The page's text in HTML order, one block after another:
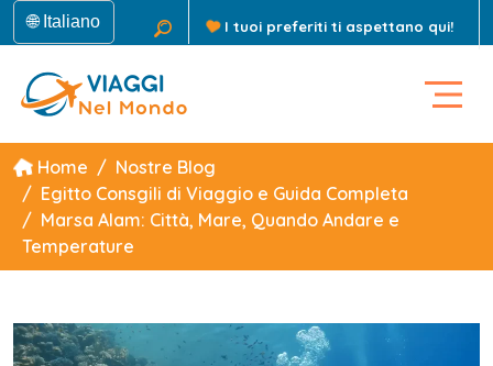
🌐 Italiano I tuoi preferiti ti aspettano qui!
Home
Nostre Blog
Egitto Consgili di Viaggio e Guida Completa
Marsa Alam: Città, Mare, Quando Andare e
Temperature